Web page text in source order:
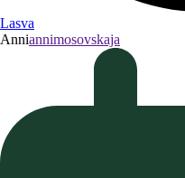
Lasva
Anniannimosovskaja